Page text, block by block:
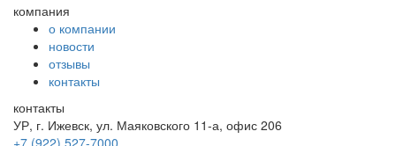
компания
о компании
новости
отзывы
контакты
контакты
УР, г. Ижевск, ул. Маяковского 11-а, офис 206